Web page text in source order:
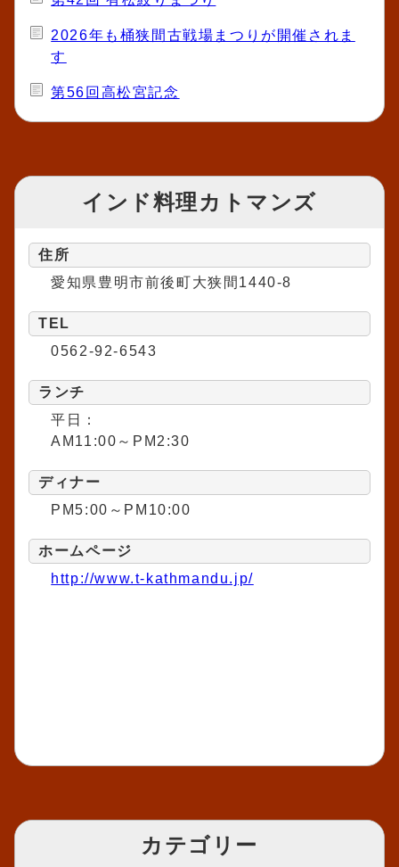
2026年も桶狭間古戦場まつりが開催されま
す
第56回高松宮記念
インド料理カトマンズ
住所
愛知県豊明市前後町大狭間1440-8
TEL
0562-92-6543
ランチ
平日：
AM11:00～PM2:30
ディナー
PM5:00～PM10:00
ホームページ
http://www.t-kathmandu.jp/
カテゴリー